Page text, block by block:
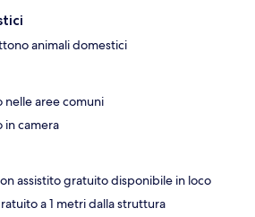
animali domestici
aree comuni
in camera
assistito gratuito disponibile in loco
a 1 metri dalla struttura